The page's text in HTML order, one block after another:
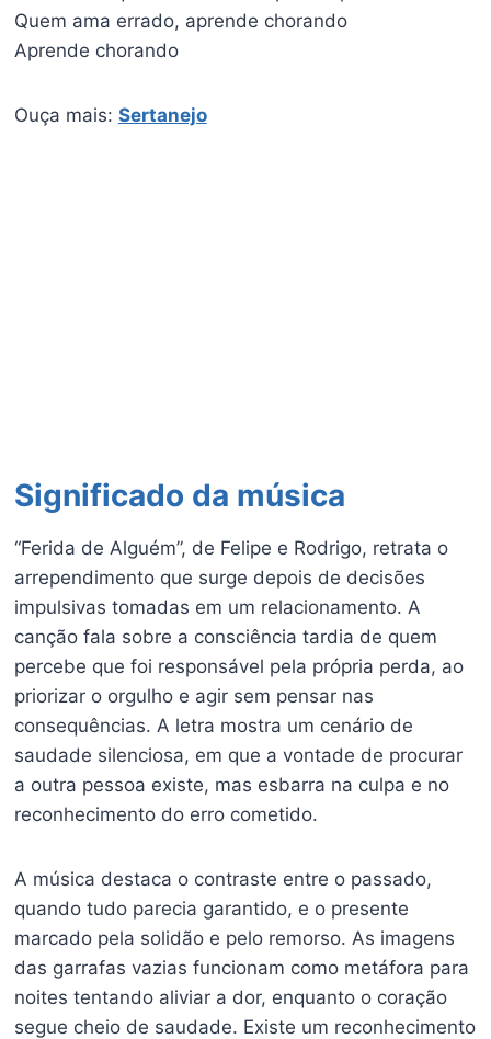
Quem ama errado, aprende chorando
Aprende chorando
Ouça mais: Sertanejo
Significado da música
“Ferida de Alguém”, de Felipe e Rodrigo, retrata o
arrependimento que surge depois de decisões
impulsivas tomadas em um relacionamento. A
canção fala sobre a consciência tardia de quem
percebe que foi responsável pela própria perda, ao
priorizar o orgulho e agir sem pensar nas
consequências. A letra mostra um cenário de
saudade silenciosa, em que a vontade de procurar
a outra pessoa existe, mas esbarra na culpa e no
reconhecimento do erro cometido.
A música destaca o contraste entre o passado,
quando tudo parecia garantido, e o presente
marcado pela solidão e pelo remorso. As imagens
das garrafas vazias funcionam como metáfora para
noites tentando aliviar a dor, enquanto o coração
segue cheio de saudade. Existe um reconhecimento